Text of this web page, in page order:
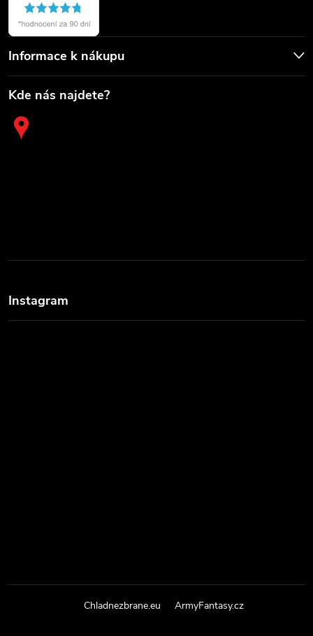
Informace k nákupu
Kde nás najdete?
Instagram
Chladnezbrane.eu ArmyFantasy.cz